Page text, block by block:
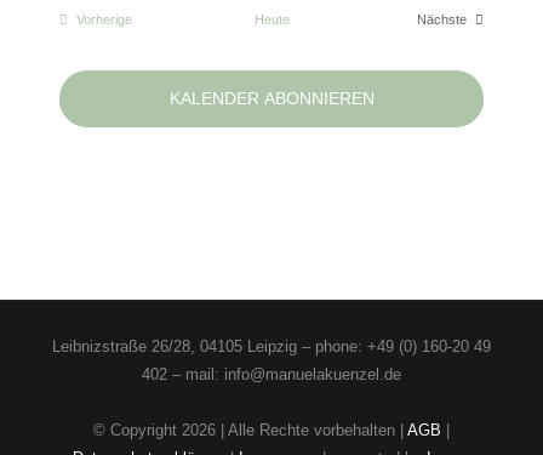
VorherigeVeranstaltungen Heute
Nächste
KALENDER ABONNIEREN
Leibnizstraße 26/28, 04105 Leipzig – phone: +49 (0) 160-20 49
402 – mail: info@manuelakuenzel.de
© Copyright 2026 | Alle Rechte vorbehalten | AGB